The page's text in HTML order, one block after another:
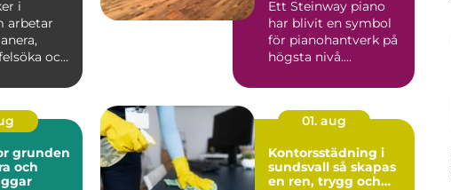
i
arbetar
och
Ett Steinway piano
har blivit en symbol
för pianohantverk på
högsta nivå.
används på ko...
och
01. aug
Kontorsstädning i
sundsvall så skapas
en ren, trygg och